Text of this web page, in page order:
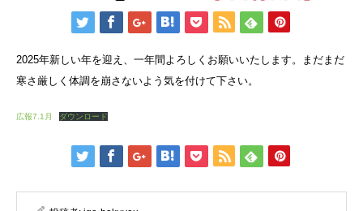
2025年新しい年を迎え、一年間よろしくお願いいたします。まだまだ
寒さ厳しく体調を崩さないよう気を付けて下さい。
広報7.1月 ダウンロード